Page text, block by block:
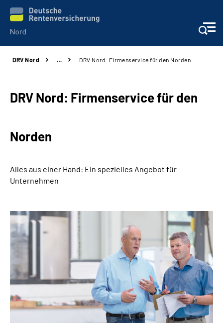
Aktuelles
Services
Karriere
Online-Services
Inhalte in Gebärdensprache (DGS)
Leichte Sprache
Suche
DRV Nord … DRV Nord: Firmenservice für den Norden
DRV Nord: Firmenservice für den
Norden
Alles aus einer Hand: Ein spezielles Angebot für
Unternehmen